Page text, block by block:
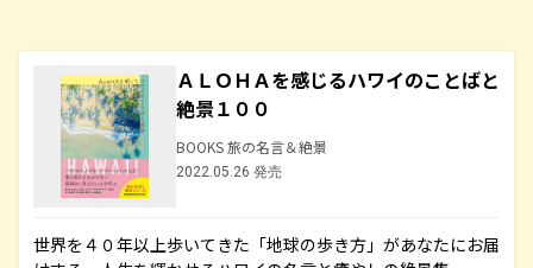
ＡＬＯＨＡを感じるハワイのことばと
絶景１００
BOOKS 旅の名言＆絶景
2022.05.26 発売
世界を４０年以上歩いてきた「地球の歩き方」があなたにお届